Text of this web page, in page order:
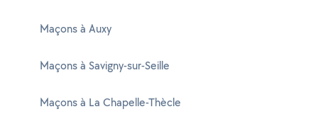
Maçons à Auxy
Maçons à Savigny-sur-Seille
Maçons à La Chapelle-Thècle